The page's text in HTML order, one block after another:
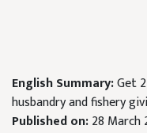
English Summary:Get
husbandry and fishery
Published on:28 March